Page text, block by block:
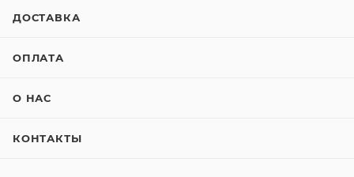
ДОСТАВКА
ОПЛАТА
О НАС
КОНТАКТЫ